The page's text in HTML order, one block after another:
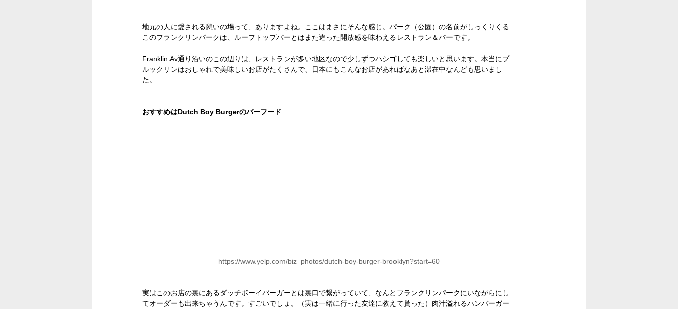
地元の人に愛される憩いの場って、ありますよね。ここはまさにそんな感じ。パーク（公園）の名前がしっくりくる
このフランクリンパークは、ルーフトップバーとはまた違った開放感を味わえるレストラン＆バーです。
Franklin Av通り沿いのこの辺りは、レストランが多い地区なので少しずつハシゴしても楽しいと思います。本当にブ
ルックリンはおしゃれで美味しいお店がたくさんで、日本にもこんなお店があればなあと滞在中なんども思いまし
た。
おすすめはDutch Boy Burgerのバーフード
https://www.yelp.com/biz_photos/dutch-boy-burger-brooklyn?start=60
実はこのお店の裏にあるダッチボーイバーガーとは裏口で繋がっていて、なんとフランクリンパークにいながらにし
てオーダーも出来ちゃうんです。すごいでしょ。（実は一緒に行った友達に教えて貰った）肉汁溢れるハンバーガー